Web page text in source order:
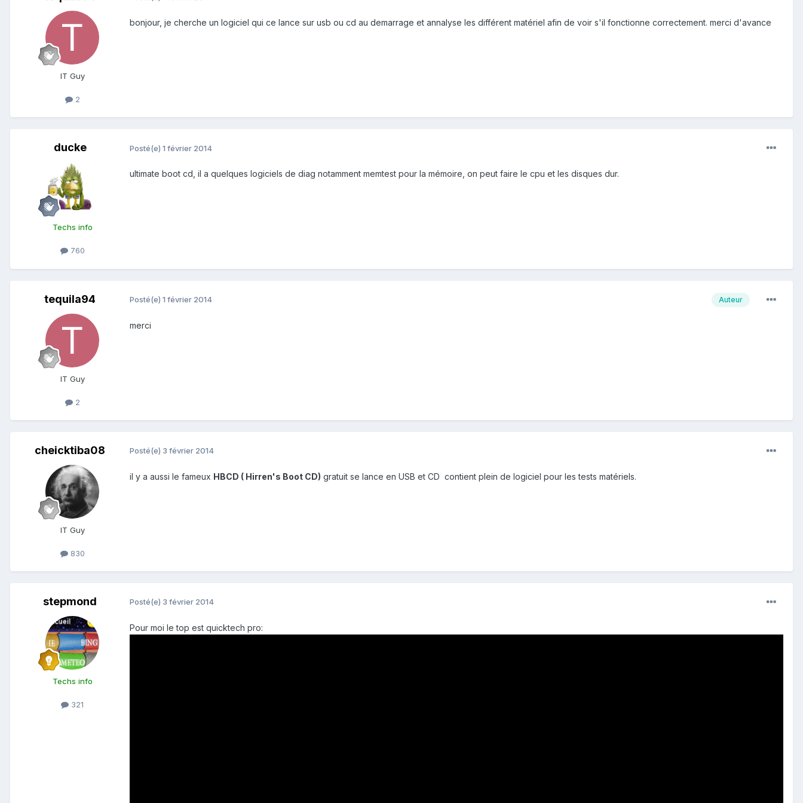
IT Guy
2
bonjour, je cherche un logiciel qui ce lance sur usb ou cd au demarrage et annalyse les différent matériel afin de voir s'il fonctionne correctement. merci d'avance
ducke
Techs info
760
Posté(e) 1 février 2014
ultimate boot cd, il a quelques logiciels de diag notamment memtest pour la mémoire, on peut faire le cpu et les disques dur.
tequila94
IT Guy
2
Auteur
Posté(e) 1 février 2014
merci
cheicktiba08
IT Guy
830
Posté(e) 3 février 2014
il y a aussi le fameux HBCD ( Hirren's Boot CD) gratuit se lance en USB et CD contient plein de logiciel pour les tests matériels.
stepmond
Techs info
321
Posté(e) 3 février 2014
Pour moi le top est quicktech pro: